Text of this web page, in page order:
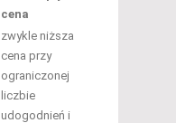
cena
zwykle niższa
cena przy
ograniczonej
liczbie
udogodnień i